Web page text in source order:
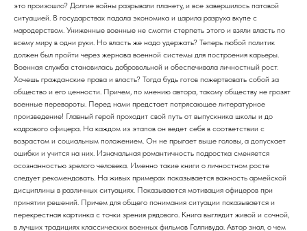
это произошло? Долгие войны разрывали планету, и все завершилось патовой
ситуацией. В государствах падала экономика и царила разруха вкупе с
мародерством. Униженные военные не смогли стерпеть этого и взяли власть по
всему миру в одни руки. Но власть же надо удержать? Теперь любой политик
должен был пройти через жернова военной системы для построения карьеры.
Военная служба становилась добровольной и обеспечивала личностный рост.
Хочешь гражданские права и власть? Тогда будь готов пожертвовать собой за
общество и его ценности. Причем, по мнению автора, такому обществу не грозят
военные перевороты. Перед нами предстает потрясающее литературное
произведение! Главный герой проходит свой путь от выпускника школы и до
кадрового офицера. На каждом из этапов он ведет себя в соответствии с
возрастом и социальным положением. Он не прыгает выше головы, а допускает
ошибки и учится на них. Изначальная романтичность подростка сменяется
осознанностью зрелого человека. Именно такие книги о личностном росте
следует рекомендовать. На живых примерах показывается важность армейской
дисциплины в различных ситуациях. Показывается мотивация офицеров при
принятии решений. Причем для общего понимания ситуации показывается и
перекрестная картинка с точки зрения рядового. Книга выглядит живой и сочной,
в лучших традициях классических военных фильмов Голливуда. Автор знал, о чем